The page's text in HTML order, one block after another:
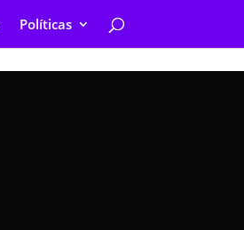
Políticas